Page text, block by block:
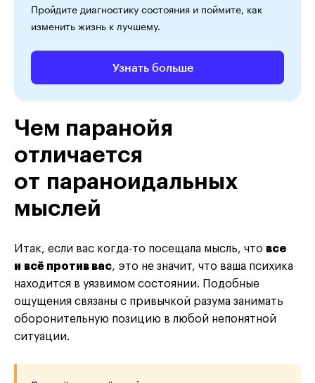
Пройдите диагностику состояния и поймите, как
изменить жизнь к лучшему.
Узнать больше
Чем паранойя
отличается
от параноидальных
мыслей
Итак, если вас когда-то посещала мысль, что все
и всё против вас, это не значит, что ваша психика
находится в уязвимом состоянии. Подобные
ощущения связаны с привычкой разума занимать
оборонительную позицию в любой непонятной
ситуации.